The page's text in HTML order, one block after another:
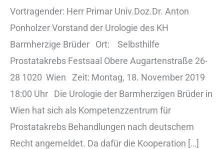
Vortragender: Herr Primar Univ.Doz.Dr. Anton
Ponholzer Vorstand der Urologie des KH
Barmherzige Brüder Ort: Selbsthilfe
Prostatakrebs Festsaal Obere Augartenstraße 26-
28 1020 Wien Zeit: Montag, 18. November 2019
18:00 Uhr Die Urologie der Barmherzigen Brüder in
Wien hat sich als Kompetenzzentrum für
Prostatakrebs Behandlungen nach deutschem
Recht angemeldet. Da dafür die Kooperation […]
Brüder
sind
das
1.
Kompetenzzentum
für
Prostatakrebspatienten
in
Wien